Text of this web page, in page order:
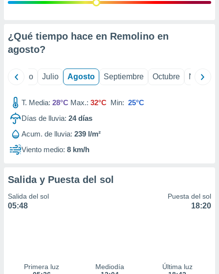
e
mediante
de
1199
¿Qué tiempo hace en Remolino en
agosto?
Junio Julio Agosto Septiembre Octubre
T. Media: 28°C Max.: 32°C Min: 25°C
Días de lluvia: 24días
Acum. de lluvia: 239 l/m²
Viento medio: 8 km/h
Salida y Puesta del sol
Salida del sol
05:48
Puesta del sol
18:20
Primera luz
Mediodía
Última luz